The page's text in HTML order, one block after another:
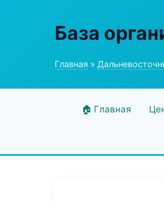
База
Главная »
🏠 Главная